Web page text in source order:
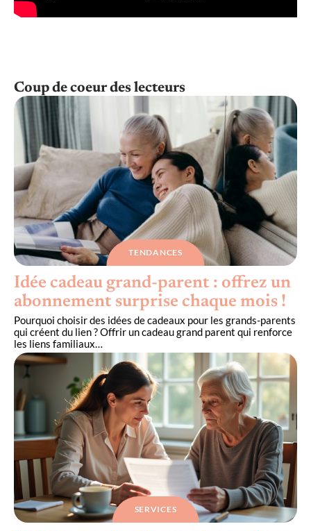
Coup de coeur des lecteurs
TENDANCES
Idée cadeau grand-parent : offrez un
abonnement surprise chaque mois !
Pourquoi choisir des idées de cadeaux pour les grands-parents
qui créent du lien ? Offrir un cadeau grand parent qui renforce
les liens familiaux…
SERVICES